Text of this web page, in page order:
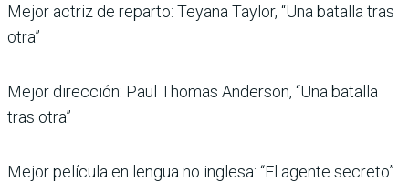
Mejor actriz de reparto: Teyana Taylor, “Una batalla tras
otra”
Mejor dirección: Paul Thomas Anderson, “Una batalla
tras otra”
Mejor película en lengua no inglesa: “El agente secreto”